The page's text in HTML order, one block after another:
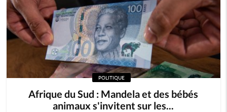
POLITIQUE
Afrique du Sud : Mandela et des bébés
animaux s'invitent sur les...